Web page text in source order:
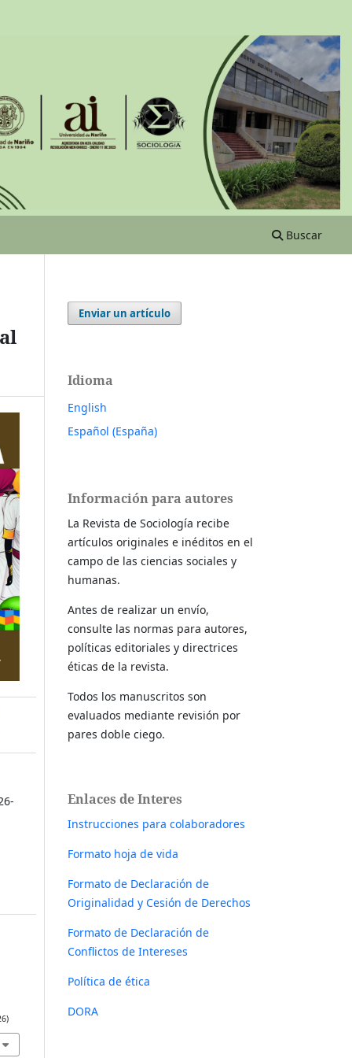
Buscar
Enviar un artículo
Idioma
English
Español (España)
Información para autores
La Revista de Sociología recibe
artículos originales e inéditos en el
campo de las ciencias sociales y
humanas.
Antes de realizar un envío,
consulte las normas para autores,
políticas editoriales y directrices
éticas de la revista.
Todos los manuscritos son
evaluados mediante revisión por
pares doble ciego.
Enlaces de Interes
Instrucciones para colaboradores
Formato hoja de vida
Formato de Declaración de
Originalidad y Cesión de Derechos
Formato de Declaración de
Conflictos de Intereses
Política de ética
DORA